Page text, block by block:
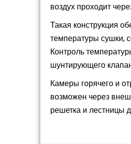
воздух проходит
Такая конструкция
температуры сушки,
Контроль
шунтирующего
Камеры горячего и
возможен через
решетка и лестницы